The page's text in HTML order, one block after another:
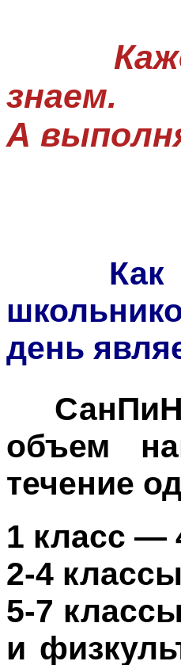
знаем.
А
Как
день
объем
течение
1 класс —
2-4
5-7
и